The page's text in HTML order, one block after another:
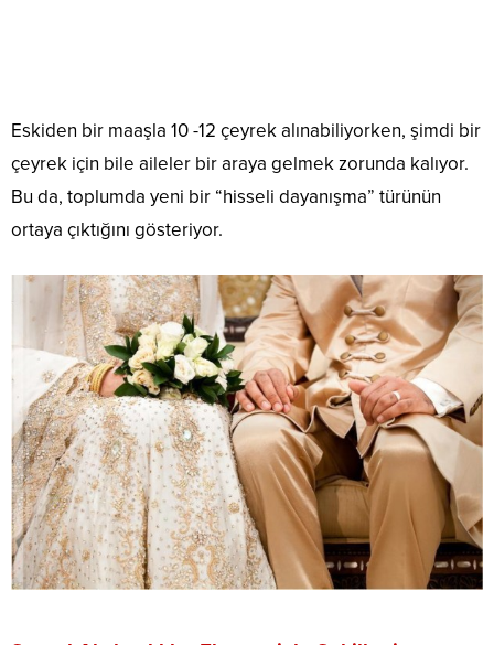
Eskiden bir maaşla 10 -12 çeyrek alınabiliyorken, şimdi bir
çeyrek için bile aileler bir araya gelmek zorunda kalıyor.
Bu da, toplumda yeni bir “hisseli dayanışma” türünün
ortaya çıktığını gösteriyor.